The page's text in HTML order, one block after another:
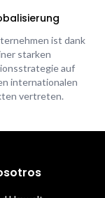
ist dank
starken
auf
internationalen
vertreten.